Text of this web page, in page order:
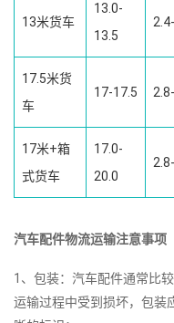
13米货车
13.0-
13.5
17.5米货
车
17-17.5
17米+箱
式货车
17.0-
20.0
汽车配件物流运输注意事项
1、包装：汽车配件通常比
运输过程中受到损坏，包装